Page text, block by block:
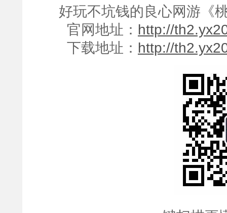
好玩不坑钱的良心网游《
官网地址： http://
下载地址： http://